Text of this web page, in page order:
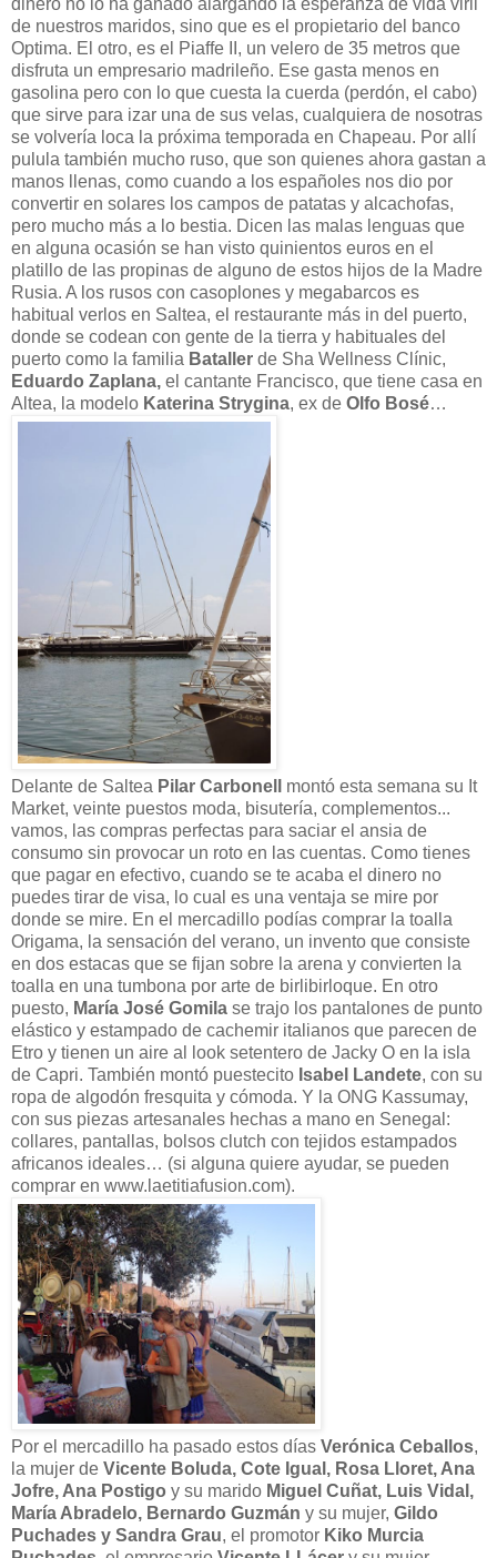
de nuestros maridos, sino que es el propietario del banco
Optima. El otro, es el Piaffe II, un velero de 35 metros que
disfruta un empresario madrileño. Ese gasta menos en
gasolina pero con lo que cuesta la cuerda (perdón, el cabo)
que sirve para izar una de sus velas, cualquiera de nosotras
se volvería loca la próxima temporada en Chapeau. Por allí
pulula también mucho ruso, que son quienes ahora gastan a
manos llenas, como cuando a los españoles nos dio por
convertir en solares los campos de patatas y alcachofas,
pero mucho más a lo bestia. Dicen las malas lenguas que
en alguna ocasión se han visto quinientos euros en el
platillo de las propinas de alguno de estos hijos de la Madre
Rusia. A los rusos con casoplones y megabarcos es
habitual verlos en Saltea, el restaurante más in del puerto,
donde se codean con gente de la tierra y habituales del
puerto como la familia Bataller de Sha Wellness Clínic,
Eduardo Zaplana, el cantante Francisco, que tiene casa en
Altea, la modelo Katerina Strygina, ex de Olfo Bosé…
Delante de Saltea Pilar Carbonell
montó esta semana su It
Market, veinte puestos moda, bisutería, complementos...
vamos, las compras perfectas para saciar el ansia de
consumo sin provocar un roto en las cuentas. Como tienes
que pagar en efectivo, cuando se te acaba el dinero no
puedes tirar de visa, lo cual es una ventaja se mire por
donde se mire. En el mercadillo podías comprar la toalla
Origama, la sensación del verano, un invento que consiste
en dos estacas que se fijan sobre la arena y convierten la
toalla en una tumbona por arte de birlibirloque. En otro
puesto, María José Gomila se trajo los pantalones de punto
elástico y estampado de cachemir italianos que parecen de
Etro y tienen un aire al look setentero de Jacky O en la isla
de Capri. También montó puestecito Isabel Landete, con su
ropa de algodón fresquita y cómoda. Y la ONG Kassumay,
con sus piezas artesanales hechas a mano en Senegal:
collares, pantallas, bolsos clutch con tejidos estampados
africanos ideales… (si alguna quiere ayudar, se pueden
comprar en www.laetitiafusion.com).
Por el mercadillo ha pasado estos días Verónica Ceballos,
la mujer de Vicente Boluda, Cote Igual, Rosa Lloret, Ana
Jofre, Ana Postigo y su marido Miguel Cuñat, Luis Vidal,
María Abradelo, Bernardo Guzmán y su mujer, Gildo
Puchades y Sandra Grau, el promotor Kiko Murcia